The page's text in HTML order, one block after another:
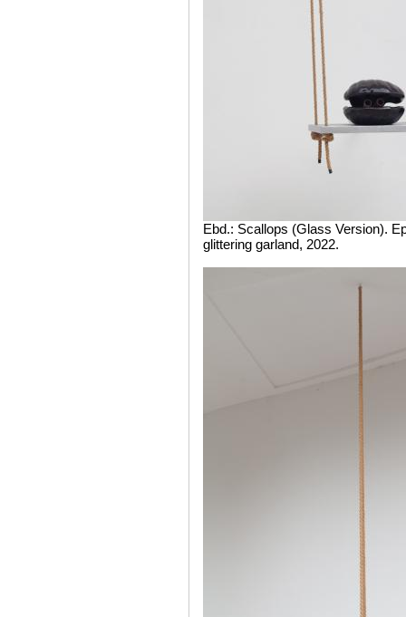
Ebd.: Scallops (Glass Version).
glittering garland, 2022.